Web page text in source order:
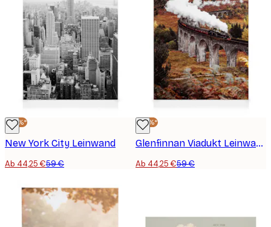
-25%*
New York City Leinwand
Ab 44,25 €59 €
-25%*
Glenfinnan Viadukt Leinwand
Ab 44,25 €59 €